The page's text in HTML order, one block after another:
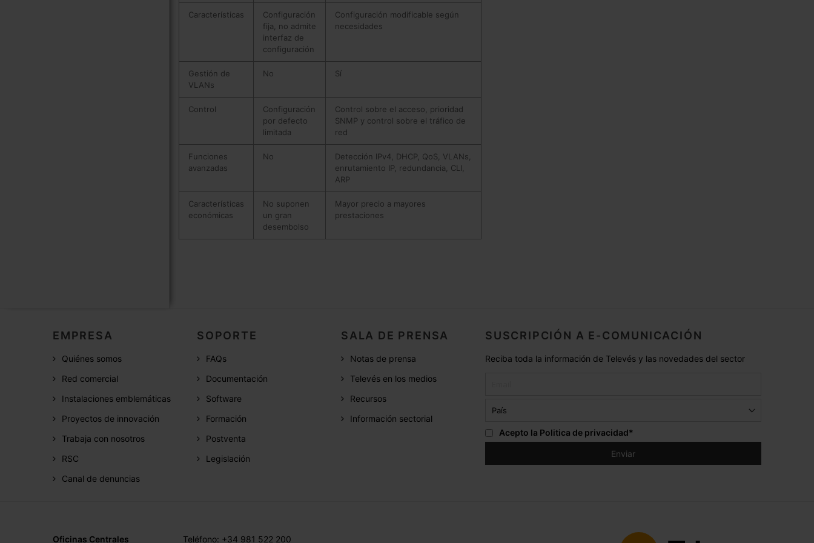
Características
Configuración
fija, no admite
interfaz de
configuración
Configuración modificable según
necesidades
Gestión de
VLANs
No Sí
Control
Configuración
por defecto
limitada
Control sobre el acceso, prioridad
SNMP y control sobre el tráfico de
red
Funciones
avanzadas
No
Detección IPv4, DHCP, QoS, VLANs,
enrutamiento IP, redundancia, CLI,
ARP
Características
económicas
No suponen
un gran
desembolso
Mayor precio a mayores
prestaciones
EMPRESA
Quiénes somos
Red comercial
Instalaciones emblemáticas
Proyectos de innovación
Trabaja con nosotros
RSC
Canal de denuncias
SOPORTE
FAQs
Documentación
Software
Formación
Postventa
Legislación
SALA DE PRENSA
Notas de prensa
Televés en los medios
Recursos
Información sectorial
SUSCRIPCIÓN A E-COMUNICACIÓN
Reciba toda la información de Televés y las novedades del sector
Acepto la Politica de privacidad*
Oficinas Centrales Teléfono: +34 981 522 200